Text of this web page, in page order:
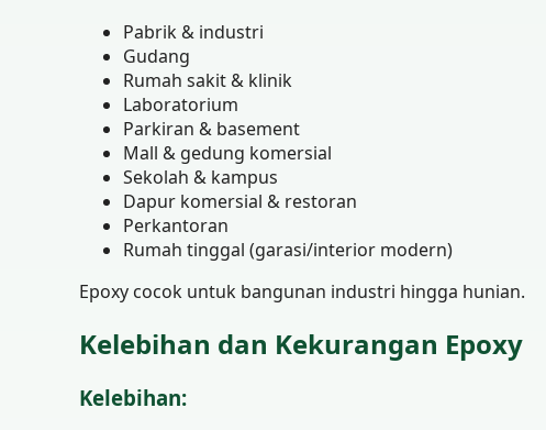
Pabrik & industri
Gudang
Rumah sakit & klinik
Laboratorium
Parkiran & basement
Mall & gedung komersial
Sekolah & kampus
Dapur komersial & restoran
Perkantoran
Rumah tinggal (garasi/interior modern)
Epoxy cocok untuk bangunan industri hingga hunian.
Kelebihan dan Kekurangan Epoxy
Kelebihan: